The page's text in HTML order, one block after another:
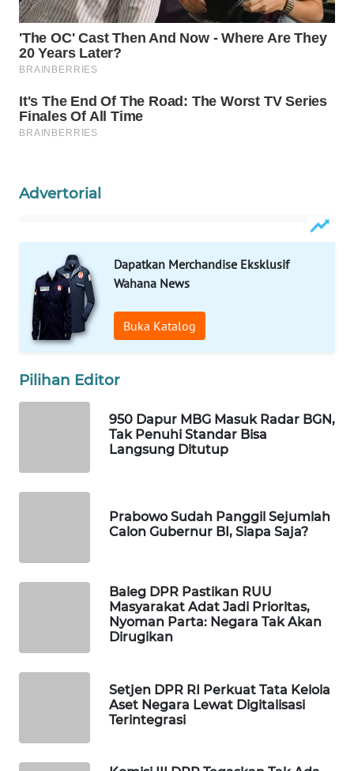
Advertorial
Dapatkan Merchandise Eksklusif
Wahana News
Buka Katalog
Pilihan Editor
950 Dapur MBG Masuk Radar BGN,
Tak Penuhi Standar Bisa
Langsung Ditutup
Prabowo Sudah Panggil Sejumlah
Calon Gubernur BI, Siapa Saja?
Baleg DPR Pastikan RUU
Masyarakat Adat Jadi Prioritas,
Nyoman Parta: Negara Tak Akan
Dirugikan
Setjen DPR RI Perkuat Tata Kelola
Aset Negara Lewat Digitalisasi
Terintegrasi
WAHANANEWS
NET
SPORT
WAHANA
WAHANA
WAHANA
PERSONA
WAHANA
OTOMOTIF
WAHANA
Wahana
Network